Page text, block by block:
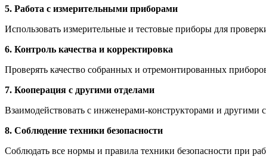
5. Работа с измерительными приборами
Использовать измерительные и тестовые приборы для
6. Контроль качества и корректировка
Проверять качество собранных и отремонтированных
7. Кооперация с другими отделами
Взаимодействовать с инженерами-конструкторами и
8. Соблюдение техники безопасности
Соблюдать все нормы и правила техники безопасности при